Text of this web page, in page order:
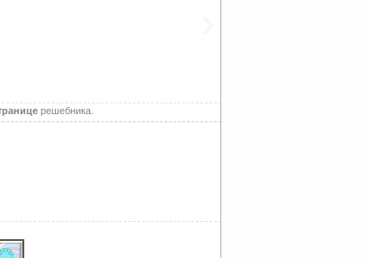
решебника.